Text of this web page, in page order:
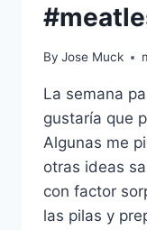
By Jose Muck
La semana
gustaría que
Algunas me
otras ideas
con factor
las pilas y